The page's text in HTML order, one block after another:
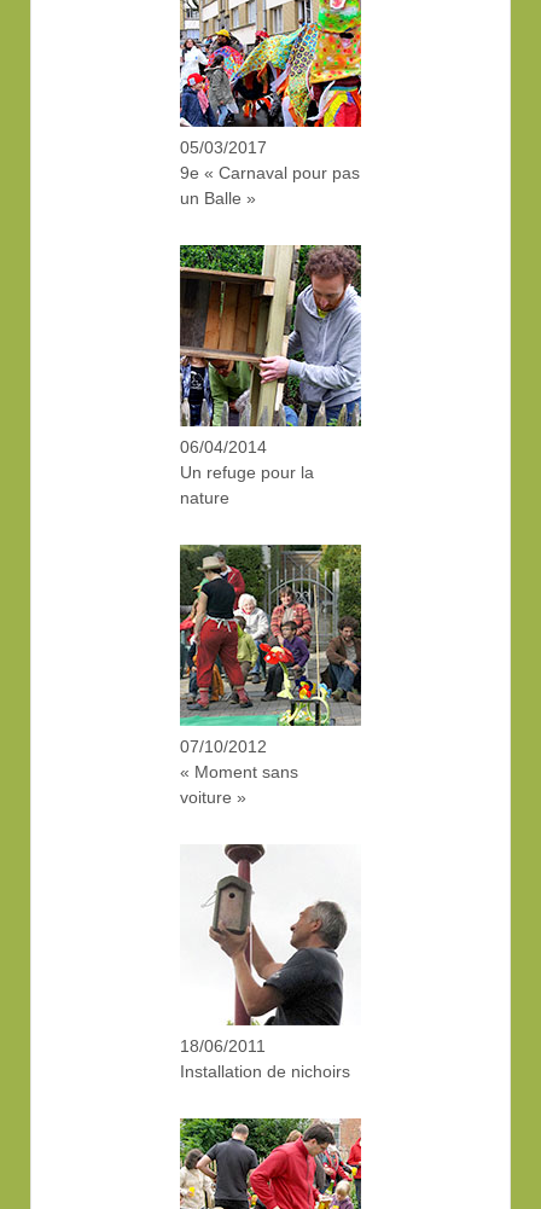
05/03/2017
9e « Carnaval pour pas
un Balle »
06/04/2014
Un refuge pour la
nature
07/10/2012
« Moment sans
voiture »
18/06/2011
Installation de nichoirs